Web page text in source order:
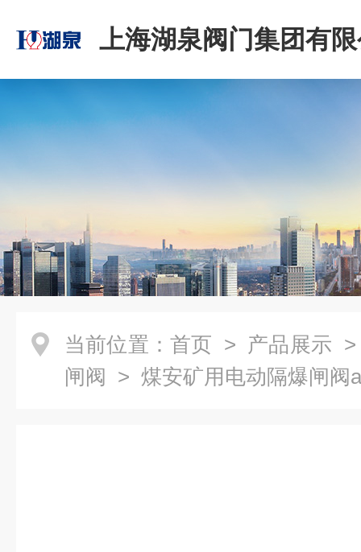
上海湖泉阀门集团有
当前位置： 首页 > 产品展示
闸阀 > 煤安矿用电动隔爆闸阀a